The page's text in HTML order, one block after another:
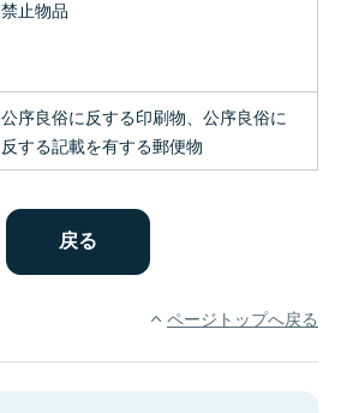
禁止物品
公序良俗に反する印刷物、公序良俗に
反する記載を有する郵便物
ページトップへ戻る